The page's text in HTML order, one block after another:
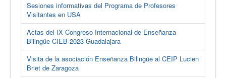
Sesiones informativas del Programa de Profesores
Visitantes en USA
Actas del IX Congreso Internacional de Enseñanza
Bilingüe CIEB 2023 Guadalajara
Visita de la asociación Enseñanza Bilingüe al CEIP Lucien
Briet de Zaragoza